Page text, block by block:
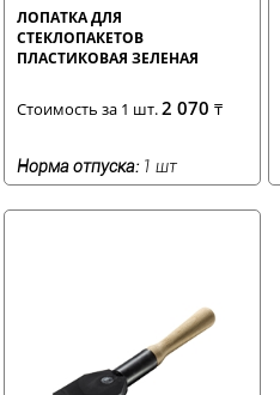
ЛОПАТКА ДЛЯ
СТЕКЛОПАКЕТОВ
ПЛАСТИКОВАЯ ЗЕЛЕНАЯ
Стоимость за 1 шт.2 070 ₸
Норма отпуска: 1 шт